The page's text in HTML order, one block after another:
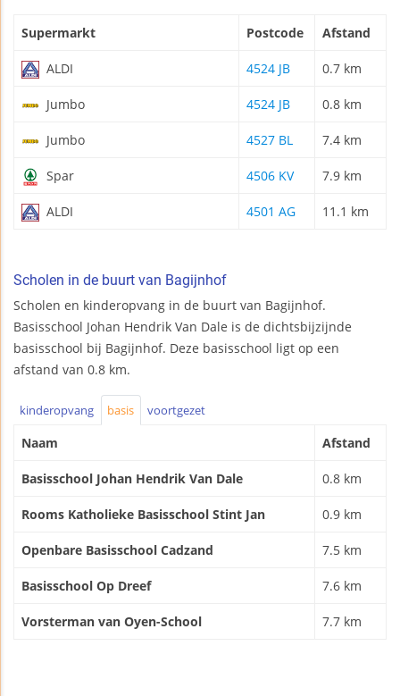
Supermarkt Postcode Afstand
ALDI 4524 JB 0.7 km
Jumbo 4524 JB 0.8 km
Jumbo 4527 BL 7.4 km
Spar 4506 KV 7.9 km
ALDI 4501 AG 11.1 km
Scholen in de buurt van Bagijnhof
Scholen en kinderopvang in de buurt van Bagijnhof.
Basisschool Johan Hendrik Van Dale is de dichtsbijzijnde
basisschool bij Bagijnhof. Deze basisschool ligt op een
afstand van 0.8 km.
kinderopvang basis voortgezet
Naam Afstand
Basisschool Johan Hendrik Van Dale 0.8 km
Rooms Katholieke Basisschool Stint Jan 0.9 km
Openbare Basisschool Cadzand 7.5 km
Basisschool Op Dreef 7.6 km
Vorsterman van Oyen-School 7.7 km